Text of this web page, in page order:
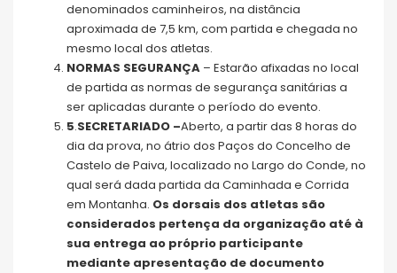
denominados caminheiros, na distância
aproximada de 7,5 km, com partida e chegada no
mesmo local dos atletas.
NORMAS SEGURANÇA – Estarão afixadas no local
de partida as normas de segurança sanitárias a
ser aplicadas durante o período do evento.
5.SECRETARIADO –Aberto, a partir das 8 horas do
dia da prova, no átrio dos Paços do Concelho de
Castelo de Paiva, localizado no Largo do Conde, no
qual será dada partida da Caminhada e Corrida
em Montanha. Os dorsais dos atletas são
considerados pertença da organização até à
sua entrega ao próprio participante
mediante apresentação de documento